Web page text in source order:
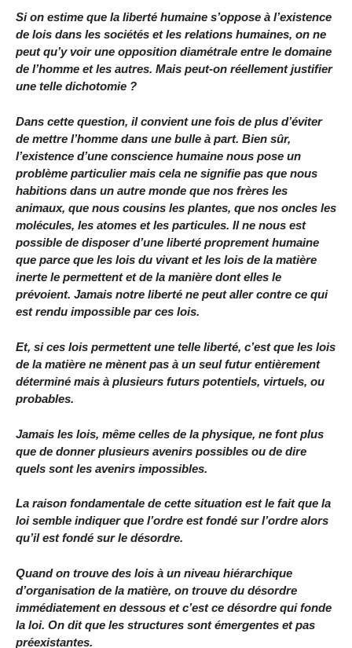
Si on estime que la liberté humaine s’oppose à l’existence
de lois dans les sociétés et les relations humaines, on ne
peut qu’y voir une opposition diamétrale entre le domaine
de l’homme et les autres. Mais peut-on réellement justifier
une telle dichotomie ?
Dans cette question, il convient une fois de plus d’éviter
de mettre l’homme dans une bulle à part. Bien sûr,
l’existence d’une conscience humaine nous pose un
problème particulier mais cela ne signifie pas que nous
habitions dans un autre monde que nos frères les
animaux, que nous cousins les plantes, que nos oncles les
molécules, les atomes et les particules. Il ne nous est
possible de disposer d’une liberté proprement humaine
que parce que les lois du vivant et les lois de la matière
inerte le permettent et de la manière dont elles le
prévoient. Jamais notre liberté ne peut aller contre ce qui
est rendu impossible par ces lois.
Et, si ces lois permettent une telle liberté, c’est que les lois
de la matière ne mènent pas à un seul futur entièrement
déterminé mais à plusieurs futurs potentiels, virtuels, ou
probables.
Jamais les lois, même celles de la physique, ne font plus
que de donner plusieurs avenirs possibles ou de dire
quels sont les avenirs impossibles.
La raison fondamentale de cette situation est le fait que la
loi semble indiquer que l’ordre est fondé sur l’ordre alors
qu’il est fondé sur le désordre.
Quand on trouve des lois à un niveau hiérarchique
d’organisation de la matière, on trouve du désordre
immédiatement en dessous et c’est ce désordre qui fonde
la loi. On dit que les structures sont émergentes et pas
préexistantes.